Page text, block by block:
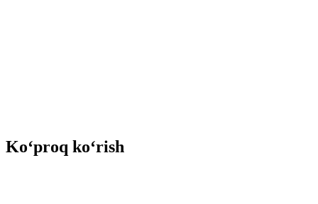
Ko‘proq ko‘rish